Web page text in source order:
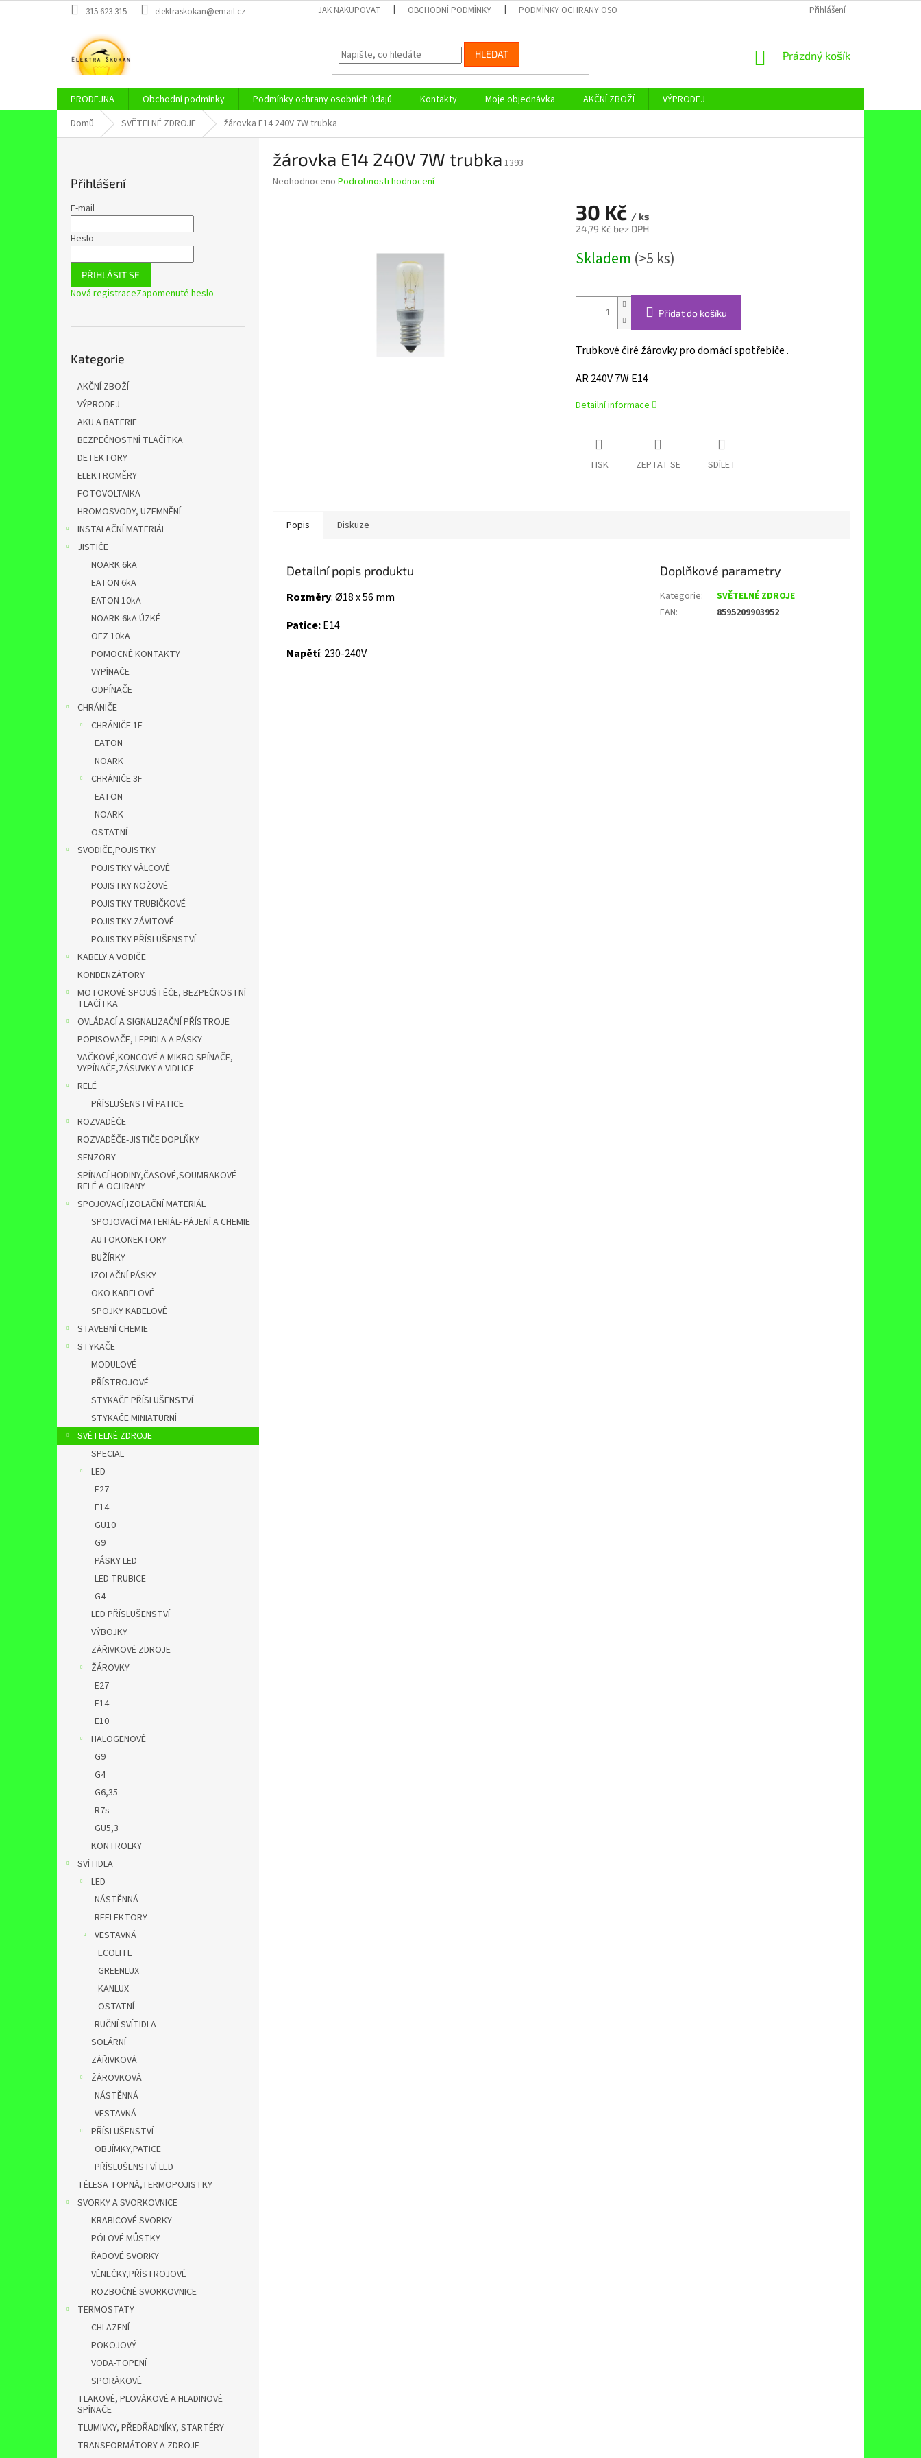
na
315 623 315 elektraskokan@email.cz JAK NAKUPOVAT OBCHODNÍ PODMÍNKY PODMÍNKY OCHRANY OSOBNÍCH ÚDAJŮ Přihlášení
HLEDAT
NÁKUPNÍ
Prázdný košík
PRODEJNA Obchodní podmínky Podmínky ochrany osobních údajů Kontakty Moje objednávka AKČNÍ ZBOŽÍ
VÝPRODEJ
Domů
SVĚTELNÉ ZDROJE žárovka E14 240V 7W trubka
Přihlášení
E-mail
Heslo
PŘIHLÁSIT SE
Nová registraceZapomenuté heslo
kategorie
Kategorie
AKČNÍ ZBOŽÍ
VÝPRODEJ
AKU A BATERIE
BEZPEČNOSTNÍ TLAČÍTKA
DETEKTORY
ELEKTROMĚRY
FOTOVOLTAIKA
HROMOSVODY, UZEMNĚNÍ
INSTALAČNÍ MATERIÁL
JISTIČE
NOARK 6kA
EATON 6kA
EATON 10kA
NOARK 6kA ÚZKÉ
OEZ 10kA
POMOCNÉ KONTAKTY
VYPÍNAČE
ODPÍNAČE
CHRÁNIČE
CHRÁNIČE 1F
EATON
NOARK
CHRÁNIČE 3F
EATON
NOARK
OSTATNÍ
SVODIČE,POJISTKY
POJISTKY VÁLCOVÉ
POJISTKY NOŽOVÉ
POJISTKY TRUBIČKOVÉ
POJISTKY ZÁVITOVÉ
POJISTKY PŘÍSLUŠENSTVÍ
KABELY A VODIČE
KONDENZÁTORY
MOTOROVÉ SPOUŠTĚČE, BEZPEČNOSTNÍ
TLAĆÍTKA
OVLÁDACÍ A SIGNALIZAČNÍ PŘÍSTROJE
POPISOVAČE, LEPIDLA A PÁSKY
VAČKOVÉ,KONCOVÉ A MIKRO SPÍNAČE,
VYPÍNAČE,ZÁSUVKY A VIDLICE
RELÉ
PŘÍSLUŠENSTVÍ PATICE
ROZVADĚČE
ROZVADĚČE-JISTIČE DOPLŇKY
SENZORY
SPÍNACÍ HODINY,ČASOVÉ,SOUMRAKOVÉ
RELÉ A OCHRANY
SPOJOVACÍ,IZOLAČNÍ MATERIÁL
SPOJOVACÍ MATERIÁL- PÁJENÍ A CHEMIE
AUTOKONEKTORY
BUŽÍRKY
IZOLAČNÍ PÁSKY
OKO KABELOVÉ
SPOJKY KABELOVÉ
STAVEBNÍ CHEMIE
STYKAČE
MODULOVÉ
PŘÍSTROJOVÉ
STYKAČE PŘÍSLUŠENSTVÍ
STYKAČE MINIATURNÍ
SVĚTELNÉ ZDROJE
SPECIAL
LED
E27
E14
GU10
G9
PÁSKY LED
LED TRUBICE
G4
LED PŘÍSLUŠENSTVÍ
VÝBOJKY
ZÁŘIVKOVÉ ZDROJE
ŽÁROVKY
E27
E14
E10
HALOGENOVÉ
G9
G4
G6,35
R7s
GU5,3
KONTROLKY
SVÍTIDLA
LED
NÁSTĚNNÁ
REFLEKTORY
VESTAVNÁ
ECOLITE
GREENLUX
KANLUX
OSTATNÍ
RUČNÍ SVÍTIDLA
SOLÁRNÍ
ZÁŘIVKOVÁ
ŽÁROVKOVÁ
NÁSTĚNNÁ
VESTAVNÁ
PŘÍSLUŠENSTVÍ
OBJÍMKY,PATICE
PŘÍSLUŠENSTVÍ LED
TĚLESA TOPNÁ,TERMOPOJISTKY
SVORKY A SVORKOVNICE
KRABICOVÉ SVORKY
PÓLOVÉ MŮSTKY
ŘADOVÉ SVORKY
VĚNEČKY,PŘÍSTROJOVÉ
ROZBOČNÉ SVORKOVNICE
TERMOSTATY
CHLAZENÍ
POKOJOVÝ
VODA-TOPENÍ
SPORÁKOVÉ
TLAKOVÉ, PLOVÁKOVÉ A HLADINOVÉ
SPÍNAČE
TLUMIVKY, PŘEDŘADNÍKY, STARTÉRY
TRANSFORMÁTORY A ZDROJE
žárovka E14 240V 7W trubka 1393
Průměrné
Neohodnoceno Podrobnosti hodnocení
30 Kč / ks
24,79 Kč bez DPH
cena:
Skladem (>5 ks)
Přidat do košíku
Trubkové čiré žárovky pro domácí spotřebiče .
AR 240V 7W E14
Detailní informace
TISK ZEPTAT SE SDÍLET
Popis Diskuze
Detailní popis produktu
Rozměry: Ø18 x 56 mm
Patice:E14
Napětí: 230-240V
Doplňkové parametry
Kategorie:
SVĚTELNÉ ZDROJE
EAN: 8595209903952